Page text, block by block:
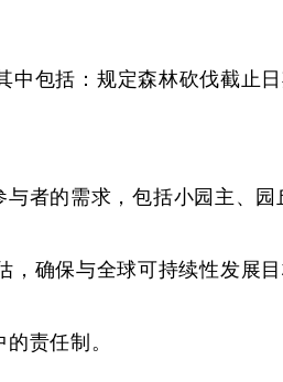
中包括：规定森林砍伐截止
者的需求，包括小园主、园
，确保与全球可持续性发展
责任制。